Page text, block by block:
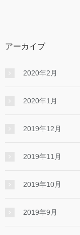
アーカイブ
2020年2月
2020年1月
2019年12月
2019年11月
2019年10月
2019年9月